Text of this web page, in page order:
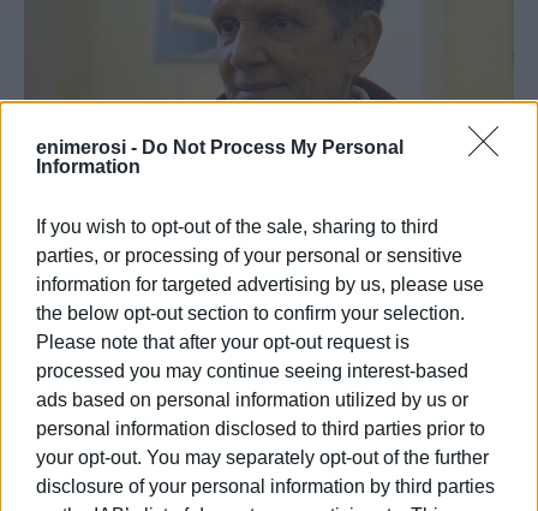
enimerosi - Do Not Process My Personal
Information
If you wish to opt-out of the sale, sharing to third
parties, or processing of your personal or sensitive
information for targeted advertising by us, please use
the below opt-out section to confirm your selection.
Please note that after your opt-out request is
processed you may continue seeing interest-based
ads based on personal information utilized by us or
personal information disclosed to third parties prior to
your opt-out. You may separately opt-out of the further
disclosure of your personal information by third parties
«Μυρωδιές και εικόνες, ανεξίτηλες στη μνήμη μου.Την
ατμόσφαιρα έδινε το εντυπωσιακό στόλισμα των
βιτρίνων του πάλαι ποτέ “Ευρώπη” (σημερινό “Hondos
Center”). Ήταν η πρώτη καταπληκτική εικόνα, που
αντικρίζαμε εμείς, που μέναμε στη γειτονιά. Αντίστοιχο
στόλισμα με το “Μινιόν”, στην Αθήνα! Λίγο πιο κάτω,